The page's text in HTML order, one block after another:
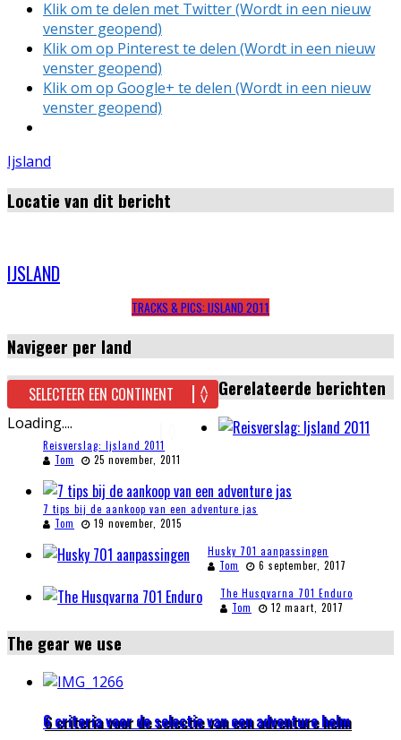
Klik om te delen met Twitter (Wordt in een nieuw
venster geopend)
Klik om op Pinterest te delen (Wordt in een nieuw
venster geopend)
Klik om op Google+ te delen (Wordt in een nieuw
venster geopend)
Ijsland
Locatie van dit bericht
IJSLAND
TRACKS & PICS: IJSLAND 2011
Navigeer per land
Loading....
Gerelateerde berichten
Reisverslag: Ijsland 2011
Tom
25 november, 2011
7 tips bij de aankoop van een adventure jas
Tom
19 november, 2015
Husky 701 aanpassingen
Tom
6 september, 2017
The Husqvarna 701 Enduro
Tom
12 maart, 2017
The gear we use
6 criteria voor de selectie van een adventure helm